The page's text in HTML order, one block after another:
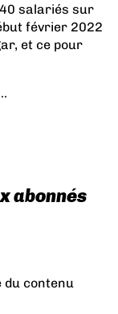
salariés sur
février 2022
et ce pour
abonnés
du contenu